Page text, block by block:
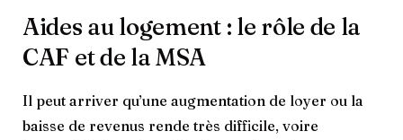
Aides au logement : le rôle de la
CAF et de la MSA
Il peut arriver qu’une augmentation de loyer ou la
baisse de revenus rende très difficile, voire